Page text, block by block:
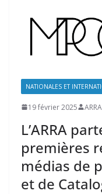
NATIONALES ET
19 février 2025 ARRA
L’ARRA
premières
médias de
et de